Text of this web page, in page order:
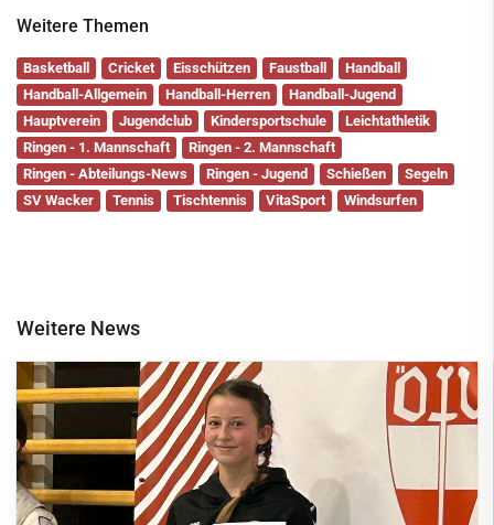
Weitere Themen
Basketball Cricket Eisschützen Faustball
Handball
Handball-Allgemein
Handball-Herren
Handball-Jugend
Hauptverein
Jugendclub Kindersportschule
Leichtathletik
Ringen - 1. Mannschaft
Ringen - 2. Mannschaft
Ringen - Abteilungs-News
Ringen - Jugend Schießen
Segeln
SV Wacker
Tennis Tischtennis VitaSport Windsurfen
Weitere News